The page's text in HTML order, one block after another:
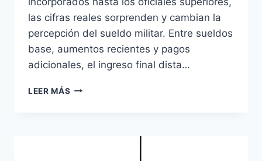
las cifras reales sorprenden y cambian la
percepción del sueldo militar. Entre sueldos
base, aumentos recientes y pagos
adicionales, el ingreso final dista…
LEER MÁS SALARIO